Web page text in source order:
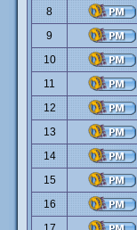
8
9
10
11
12
13
14
15
16